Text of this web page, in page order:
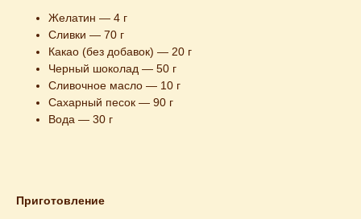
Желатин — 4 г
Сливки — 70 г
Какао (без добавок) — 20 г
Черный шоколад — 50 г
Сливочное масло — 10 г
Сахарный песок — 90 г
Вода — 30 г
Приготовление